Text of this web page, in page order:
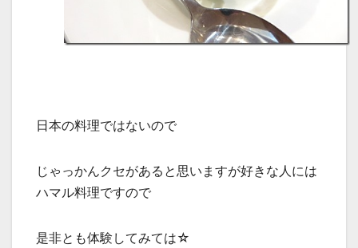
日本の料理ではないので
じゃっかんクセがあると思いますが好きな人には
ハマル料理ですので
是非とも体験してみては☆